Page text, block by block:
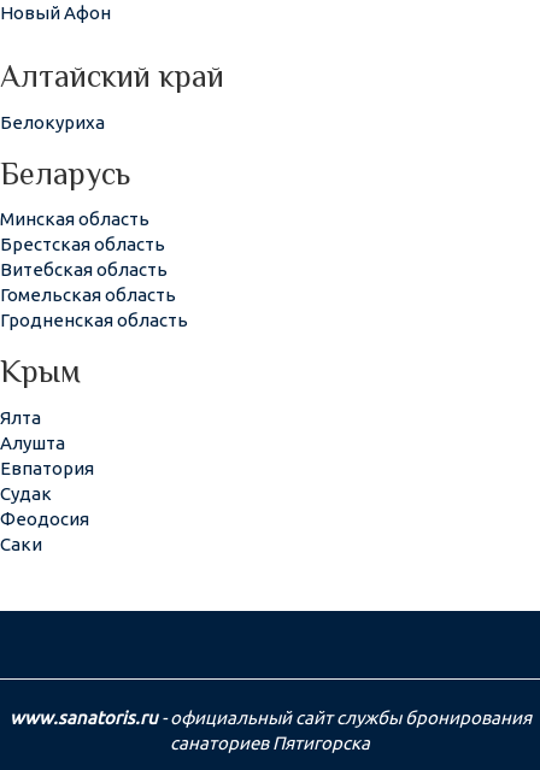
Новый Афон
Алтайский край
Белокуриха
Беларусь
Минская область
Брестская область
Витебская область
Гомельская область
Гродненская область
Крым
Ялта
Алушта
Евпатория
Судак
Феодосия
Саки
www.sanatoris.ru- официальный сайт службы бронирования
санаториев Пятигорска